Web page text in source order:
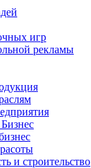
игр
рекламы
и строительство